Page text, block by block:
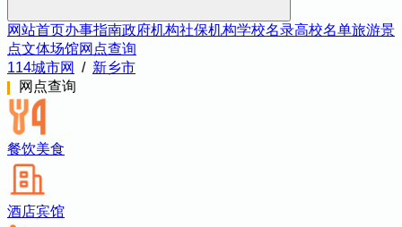
网站首页办事指南政府机构社保机构学校名录高校名单旅游景
点文体场馆网点查询
114城市网
/ 新乡市
网点查询
餐饮美食
酒店宾馆